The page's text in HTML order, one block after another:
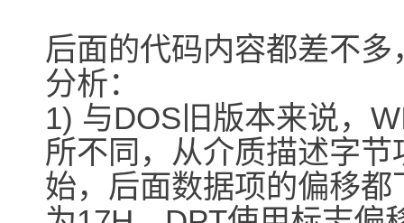
后面的代码内容都差不
分析：
1) 与DOS旧版本来说，
所不同，从介质描述字节
始，后面数据项的偏移